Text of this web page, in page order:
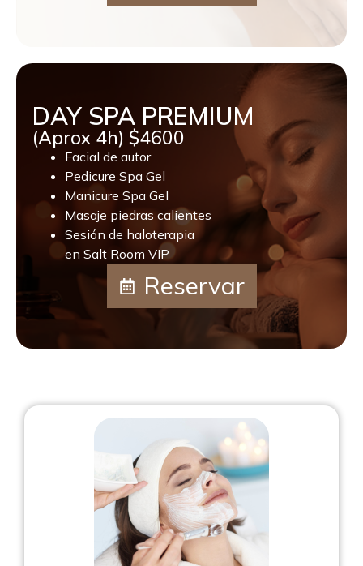
DAY SPA PREMIUM
(Aprox 4h) $4600
Facial de autor
Pedicure Spa Gel
Manicure Spa Gel
Masaje piedras calientes
Sesión de haloterapia
en Salt Room VIP
Reservar